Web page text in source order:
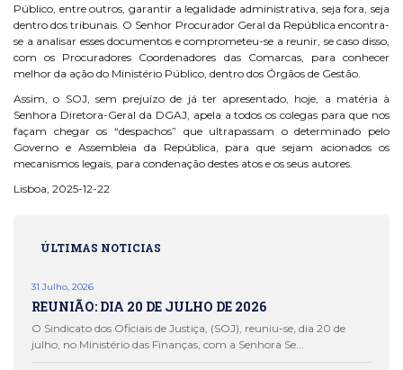
Público, entre outros, garantir a legalidade administrativa, seja fora, seja
dentro dos tribunais. O Senhor Procurador Geral da República encontra-
se a analisar esses documentos e comprometeu-se a reunir, se caso disso,
com os Procuradores Coordenadores das Comarcas, para conhecer
melhor da ação do Ministério Público, dentro dos Órgãos de Gestão.
Assim, o SOJ, sem prejuízo de já ter apresentado, hoje, a matéria à
Senhora Diretora-Geral da DGAJ, apela a todos os colegas para que nos
façam chegar os “despachos” que ultrapassam o determinado pelo
Governo e Assembleia da República, para que sejam acionados os
mecanismos legais, para condenação destes atos e os seus autores.
Lisboa, 2025-12-22
ÚLTIMAS NOTICIAS
31 Julho, 2026
REUNIÃO: DIA 20 DE JULHO DE 2026
O Sindicato dos Oficiais de Justiça, (SOJ), reuniu-se, dia 20 de
julho, no Ministério das Finanças, com a Senhora Se...